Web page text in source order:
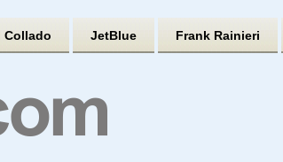
Collado JetBlue Frank Rainieri